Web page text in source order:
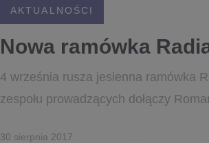
AKTUALNOŚCI
Nowa ramówka
4 września rusza jesienna ramówka
zespołu prowadzących dołączy
30 sierpnia 2017